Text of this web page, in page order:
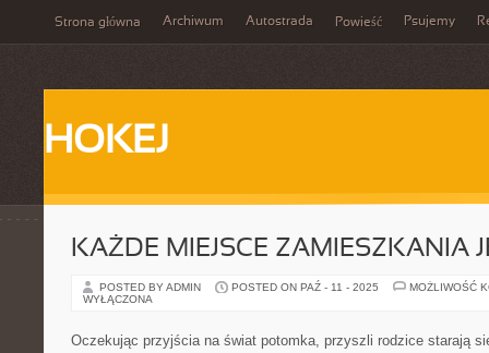
Strona główna Archiwum Autostrada Powieść Psujemy
HOKEJ
KAŻDE MIEJSCE ZAMIESZKANIA
POSTED BY ADMIN POSTED ON PAŹ - 11 - 2025
MOŻLIWOŚĆ
WYŁĄCZONA
Oczekując przyjścia na świat potomka, przyszli rodzice starają